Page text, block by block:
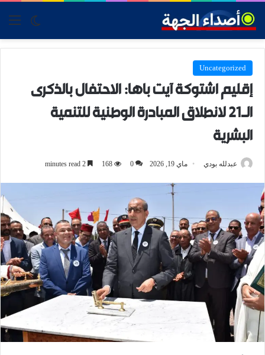
skin
Uncategorized
إقليم اشتوكة آيت باها: الاحتفال بالذكرى
الـ21 لانطلاق المبادرة الوطنية للتنمية
البشرية
عبدلله بودي ماي 19, 2026 0
168